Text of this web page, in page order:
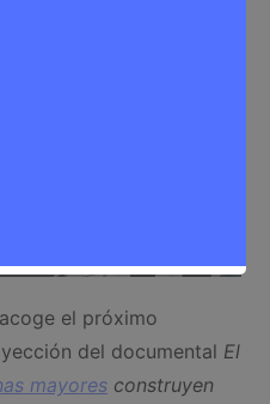
el próximo
del documental El
mayoresconstruyen